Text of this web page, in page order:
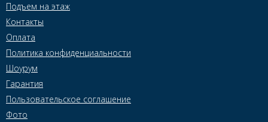
Подъем на этаж
Контакты
Оплата
Политика конфиденциальности
Шоурум
Гарантия
Пользовательское соглашение
Фото